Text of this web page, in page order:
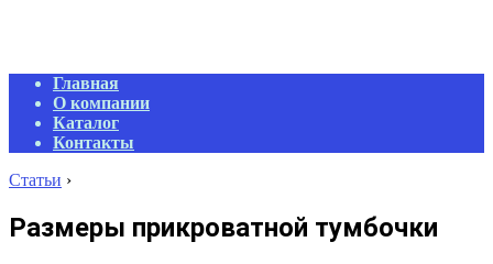
Primary
Navigation
Menu
Главная
О компании
Каталог
Контакты
Статьи ›
Размеры прикроватной тумбочки